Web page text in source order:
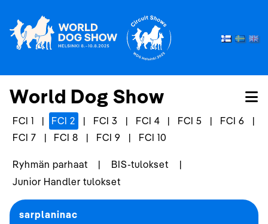
World Dog Show
FCI 1 | FCI 2 | FCI 3 | FCI 4 | FCI 5 | FCI 6
|
FCI 7
| FCI 8 | FCI 9 | FCI 10
Ryhmän parhaat | BIS-tulokset
|
Junior Handler tulokset
sarplaninac